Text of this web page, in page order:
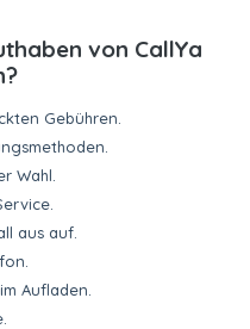
von CallYa
Gebühren.
Wahl.
aus auf.
Aufladen.